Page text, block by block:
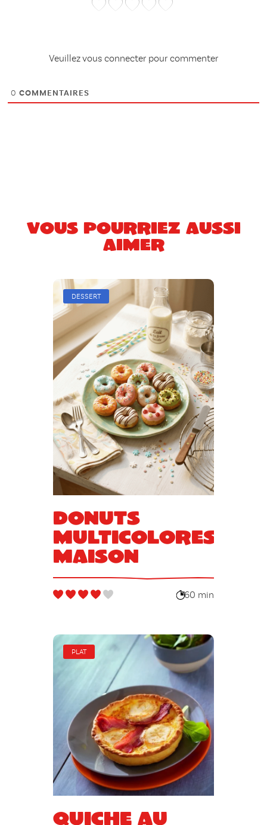
Veuillez vous connecter pour commenter
0 COMMENTAIRES
Vous pourriez aussi
aimer
DESSERT
Donuts
multicolores
maison
60 min
PLAT
Quiche au